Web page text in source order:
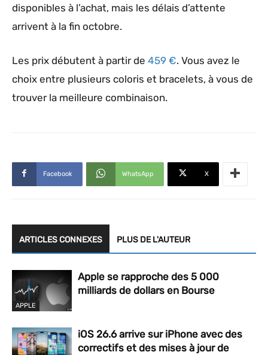
disponibles à l’achat, mais les délais d’attente
arrivent à la fin octobre.
Les prix débutent à partir de 459 €. Vous avez le
choix entre plusieurs coloris et bracelets, à vous de
trouver la meilleure combinaison.
Facebook WhatsApp X
ARTICLES CONNEXES PLUS DE L'AUTEUR
APPLE
Apple se rapproche des 5 000
milliards de dollars en Bourse
iOS 26.6 arrive sur iPhone avec des
correctifs et des mises à jour de